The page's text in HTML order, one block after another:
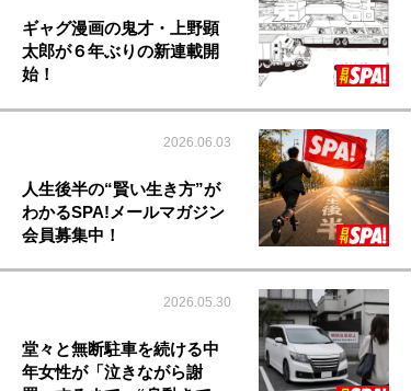
ギャグ漫画の鬼才・上野顕
太郎が６年ぶりの新連載開
始！
2026.06.03
人生後半の“賢い生き方”が
わかるSPA!メールマガジン
会員募集中！
2026.05.30
堂々と無断駐車を続ける中
年女性が「泣きながら謝